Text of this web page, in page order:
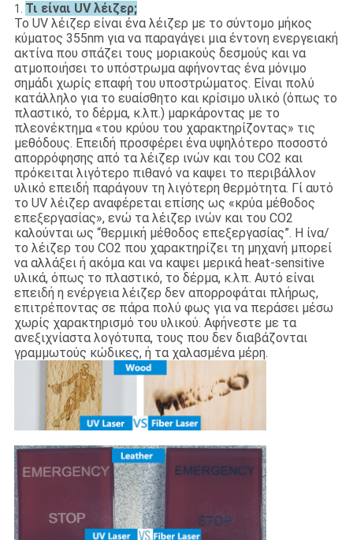
1. Τι είναι UV λέιζερ;
Το UV λέιζερ είναι ένα λέιζερ με το σύντομο μήκος
κύματος 355nm για να παραγάγει μια έντονη ενεργειακή
ακτίνα που σπάζει τους μοριακούς δεσμούς και να
ατμοποιήσει το υπόστρωμα αφήνοντας ένα μόνιμο
σημάδι χωρίς επαφή του υποστρώματος. Είναι πολύ
κατάλληλο για το ευαίσθητο και κρίσιμο υλικό (όπως το
πλαστικό, το δέρμα, κ.λπ.) μαρκάροντας με το
πλεονέκτημα «του κρύου του χαρακτηρίζοντας» τις
μεθόδους. Επειδή προσφέρει ένα υψηλότερο ποσοστό
απορρόφησης από τα λέιζερ ινών και του CO2 και
πρόκειται λιγότερο πιθανό να καψει το περιβάλλον
υλικό επειδή παράγουν τη λιγότερη θερμότητα. Γί αυτό
το UV λέιζερ αναφέρεται επίσης ως «κρύα μέθοδος
επεξεργασίας», ενώ τα λέιζερ ινών και του CO2
καλούνται ως “θερμική μέθοδος επεξεργασίας”. Η ίνα/
το λέιζερ του CO2 που χαρακτηρίζει τη μηχανή μπορεί
να αλλάξει ή ακόμα και να καψει μερικά heat-sensitive
υλικά, όπως το πλαστικό, το δέρμα, κ.λπ. Αυτό είναι
επειδή η ενέργεια λέιζερ δεν απορροφάται πλήρως,
επιτρέποντας σε πάρα πολύ φως για να περάσει μέσω
χωρίς χαρακτηρισμό του υλικού. Αφήνεστε με τα
ανεξιχνίαστα λογότυπα, τους που δεν διαβάζονται
γραμμωτούς κώδικες, ή τα χαλασμένα μέρη.